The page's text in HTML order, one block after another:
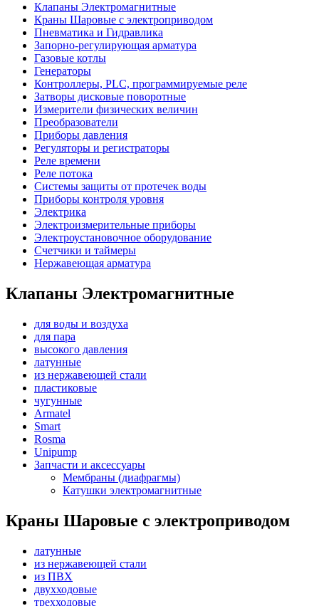
Клапаны Электромагнитные
Краны Шаровые с электроприводом
Пневматика и Гидравлика
Запорно-регулирующая арматура
Газовые котлы
Генераторы
Контроллеры, PLС, программируемые реле
Затворы дисковые поворотные
Измерители физических величин
Преобразователи
Приборы давления
Регуляторы и регистраторы
Реле времени
Реле потока
Системы защиты от протечек воды
Приборы контроля уровня
Электрика
Электроизмерительные приборы
Электроустановочное оборудование
Счетчики и таймеры
Нержавеющая арматура
Клапаны Электромагнитные
для воды и воздуха
для пара
высокого давления
латунные
из нержавеющей стали
пластиковые
чугунные
Armatel
Smart
Rosma
Unipump
Запчасти и аксессуары
Мембраны (диафрагмы)
Катушки электромагнитные
Краны Шаровые с электроприводом
латунные
из нержавеющей стали
из ПВХ
двухходовые
трехходовые